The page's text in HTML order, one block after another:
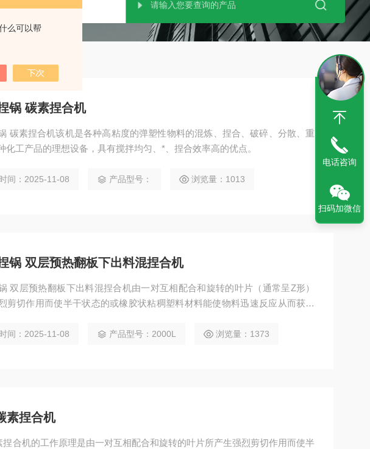
么可以帮
锅 碳素捏合机
碳素捏合机该机是各种高粘度的弹塑性物料的混炼、捏合、破碎、分散、重
化工产品的理想设备，具有搅拌均匀、*、捏合效率高的优点。
间：2025-11-08 产品型号： 浏览量：1013
锅 双层预热翻板下出料混捏合机
双层预热翻板下出料混捏合机由一对互相配合和旋转的叶片（通常呈Z形）
剪切作用而使半干状态的或橡胶状粘稠塑料材料能使物料迅速反应从而获得
糖、纸浆、纤维素、亦用于电池、油墨、颜料、染料、医药、树脂、塑料、
间：2025-11-08 产品型号：2000L 浏览量：1373
素捏合机
捏合机的工作原理是由一对互相配合和旋转的叶片所产生强烈剪切作用而使半
电话咨询
扫码加微信